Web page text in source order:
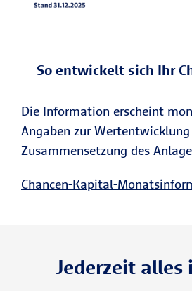
So entwickelt sich Ihr
Die Information erscheint
Angaben zur
Zusammensetzung des
Chancen-Kapital-
Jederzeit alles